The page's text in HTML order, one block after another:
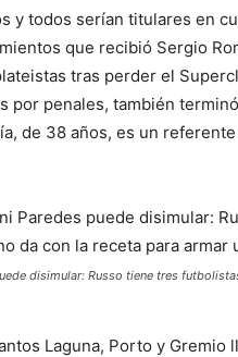
y todos serían titulares en
que recibió Sergio
tras perder el
por penales, también
de 38 años, es un
disimular: Russo tiene tres
Laguna, Porto y